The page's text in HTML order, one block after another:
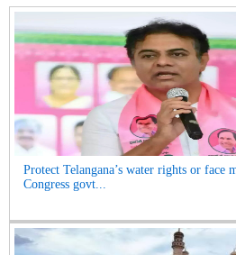
Protect Telangana’s water rights or face
Congress govt...